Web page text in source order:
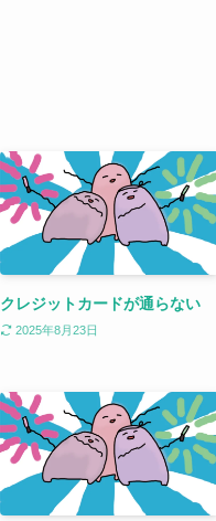
クレジットカードが通らない
2025年8月23日